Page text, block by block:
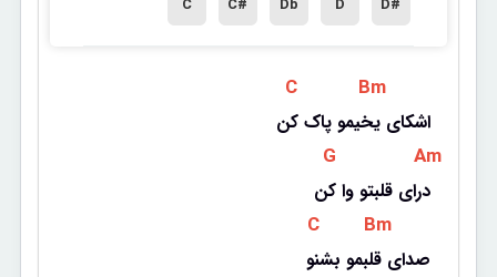
D#
D
Db
C#
C
C Bm
اشکای یخیمو پاک کن
G Am
درای قلبتو وا کن
C Bm
صدای قلبمو بشنو